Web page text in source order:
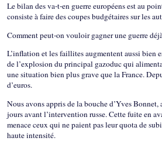
Le bilan des va-t-en guerre européens est au
consiste à faire des coupes budgétaires sur les
Comment peut-on vouloir gagner une guerre
L’inflation et les faillites augmentent aussi bien
de l’explosion du principal gazoduc qui
une situation bien plus grave que la France.
d’euros.
Nous avons appris de la bouche d’Yves
jours avant l’intervention russe. Cette fuite en
menace ceux qui ne paient pas leur quota de
haute intensité.